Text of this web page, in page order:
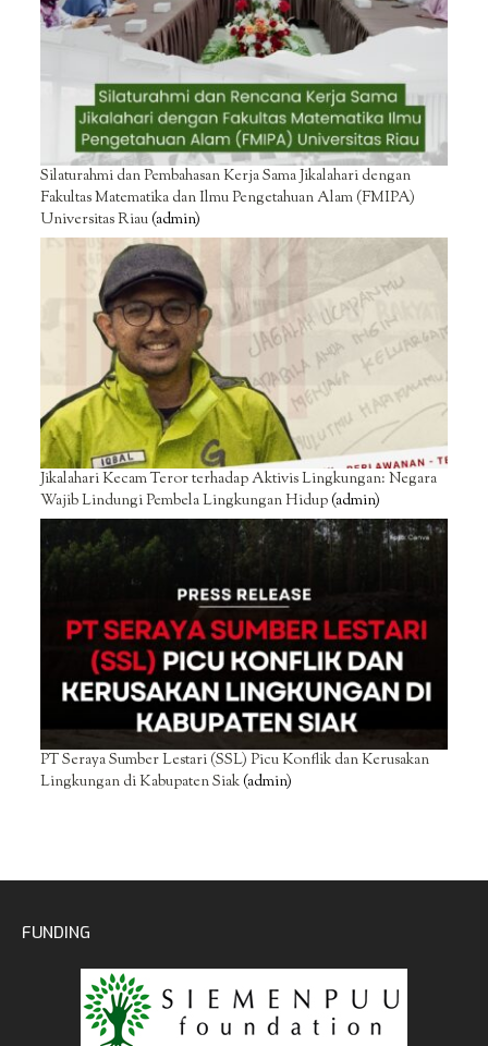
Silaturahmi dan Pembahasan Kerja Sama Jikalahari dengan
Fakultas Matematika dan Ilmu Pengetahuan Alam (FMIPA)
Universitas Riau(admin)
Jikalahari Kecam Teror terhadap Aktivis Lingkungan: Negara
Wajib Lindungi Pembela Lingkungan Hidup(admin)
PT Seraya Sumber Lestari (SSL) Picu Konflik dan Kerusakan
Lingkungan di Kabupaten Siak(admin)
FUNDING